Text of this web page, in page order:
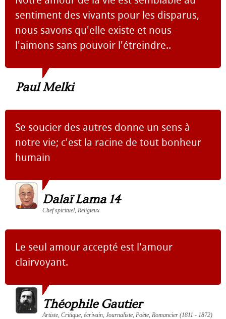
sentiment des vivants pour les disparus,
nous savons qu'elle existe et nous
l'aimons sans pouvoir l'étreindre..
Paul Melki
Se soucier des autres donne un sens à
notre vie; c'est la racine de tout bonheur
humain
Dalaï Lama 14
Chef spirituel, Religieux
Le seul amour accepté est l'amour
clairvoyant.
Théophile Gautier
Artiste, Critique, écrivain, Journaliste, Poète, Romancier (1811 - 1872)